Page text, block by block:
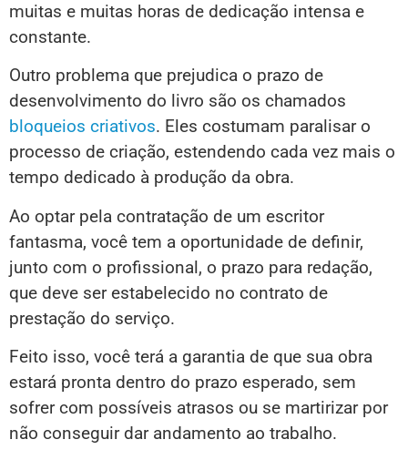
muitas e muitas horas de dedicação intensa e
constante.
Outro problema que prejudica o prazo de
desenvolvimento do livro são os chamados
bloqueios criativos. Eles costumam paralisar o
processo de criação, estendendo cada vez mais o
tempo dedicado à produção da obra.
Ao optar pela contratação de um escritor
fantasma, você tem a oportunidade de definir,
junto com o profissional, o prazo para redação,
que deve ser estabelecido no contrato de
prestação do serviço.
Feito isso, você terá a garantia de que sua obra
estará pronta dentro do prazo esperado, sem
sofrer com possíveis atrasos ou se martirizar por
não conseguir dar andamento ao trabalho.